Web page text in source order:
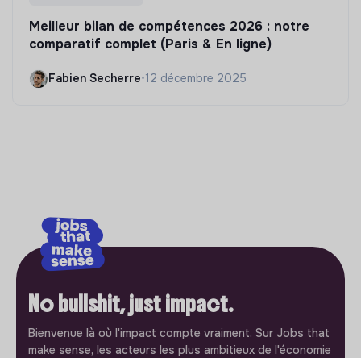
Meilleur bilan de compétences 2026 : notre
comparatif complet (Paris & En ligne)
Fabien Secherre•12 décembre 2025
No bullshit, just impact.
Bienvenue là où l'impact compte vraiment. Sur Jobs that
make sense, les acteurs les plus ambitieux de l'économie